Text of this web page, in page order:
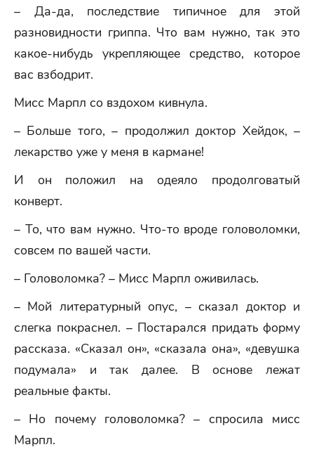
– Да-да, последствие типичное для этой
разновидности гриппа. Что вам нужно, так это
какое-нибудь укрепляющее средство, которое
вас взбодрит.
Мисс Марпл со вздохом кивнула.
– Больше того, – продолжил доктор Хейдок, –
лекарство уже у меня в кармане!
И он положил на одеяло продолговатый
конверт.
– То, что вам нужно. Что-то вроде головоломки,
совсем по вашей части.
– Головоломка? – Мисс Марпл оживилась.
– Мой литературный опус, – сказал доктор и
слегка покраснел. – Постарался придать форму
рассказа. «Сказал он», «сказала она», «девушка
подумала» и так далее. В основе лежат
реальные факты.
– Но почему головоломка? – спросила мисс
Марпл.